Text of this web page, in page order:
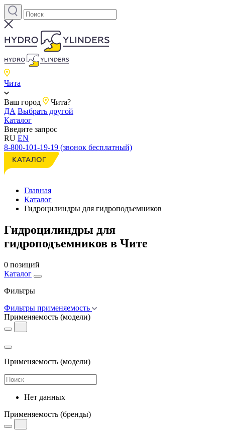
Чита
Ваш город
Чита?
ДА Выбрать другой
Каталог
Введите запрос
RU EN
8-800-101-19-19 (звонок бесплатный)
Главная
Каталог
Гидроцилиндры для гидроподъемников
Гидроцилиндры для
гидроподъемников в Чите
0 позиций
Каталог
Фильтры
Фильтры применяемость
Применяемость (модели)
Применяемость (модели)
Нет данных
Применяемость (бренды)